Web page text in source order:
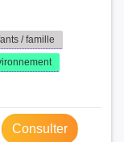
/ famille
Consulter